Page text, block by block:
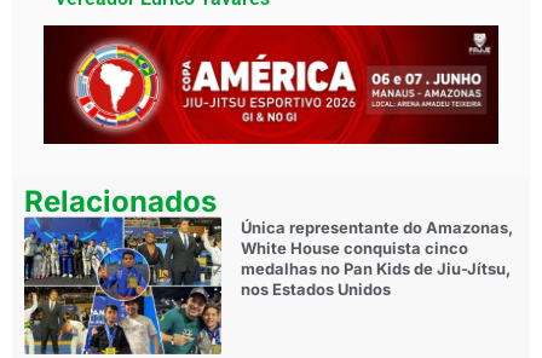
Relacionados
Única representante do Amazonas,
White House conquista cinco
medalhas no Pan Kids de Jiu-Jítsu,
nos Estados Unidos